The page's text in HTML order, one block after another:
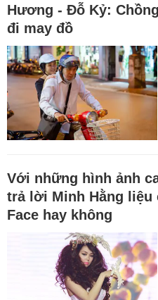
Hương - Đỗ Kỷ:
đi may đồ
Với những hình ảnh
trả lời Minh Hằng liệu
Face hay không